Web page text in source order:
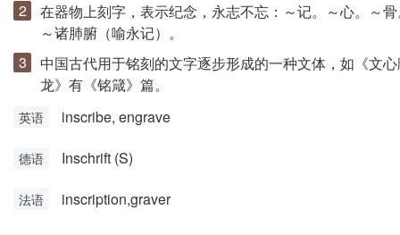
在器物上刻字，表示纪念，永志不忘：～记。～心。～
～诸肺腑（喻永记）。
中国古代用于铭刻的文字逐步形成的一种文体，如《文
龙》有《铭箴》篇。
英语 inscribe, engrave
德语 Inschrift (S)
法语 inscription,graver